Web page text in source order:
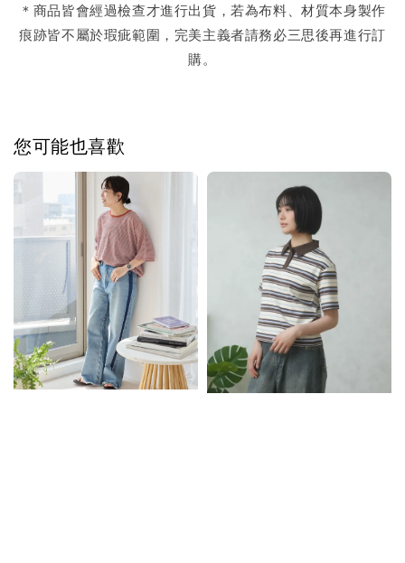
＊商品皆會經過檢查才進行出貨，若為布料、材質本身製作
痕跡皆不屬於瑕疵範圍，完美主義者請務必三思後再進行訂
購。
您可能也喜歡